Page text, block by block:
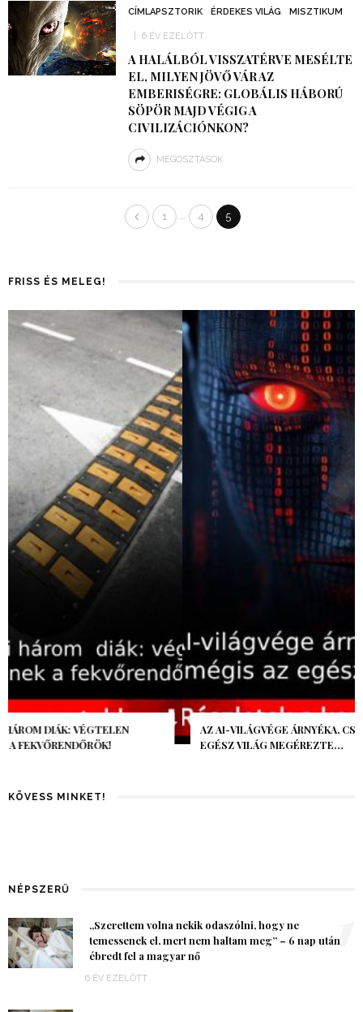
CÍMLAPSZTORIK ÉRDEKES VILÁG MISZTIKUM
6 ÉV EZELŐTT
A HALÁLBÓL VISSZATÉRVE MESÉLTE
EL, MILYEN JÖVŐ VÁR AZ
EMBERISÉGRE: GLOBÁLIS HÁBORÚ
SÖPÖR MAJD VÉGIG A
CIVILIZÁCIÓNKON?
MEGOSZTÁSOK
1 … 4 5
FRISS ÉS MELEG!
AZ AI-VILÁGVÉGE ÁRNYÉKA, CSAK PÁR ÓRA VOLT, MÉGIS AZ
EGÉSZ VILÁG MEGÉREZTE…
KÖVESS MINKET!
NÉPSZERŰ
„Szerettem volna nekik odaszólni, hogy ne
temessenek el, mert nem haltam meg” – 6 nap után
ébredt fel a magyar nő
6 ÉV EZELŐTT
1